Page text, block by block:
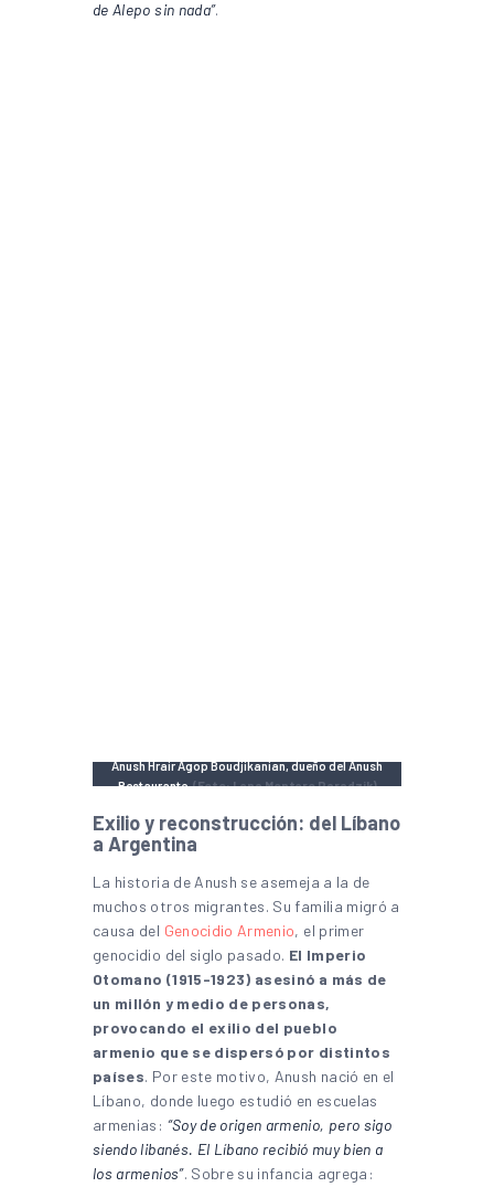
de Alepo sin nada”.
Anush Hrair Agop Boudjikanian, dueño del Anush
Restaurante.(Foto: Lena Montero Paradzik)
Exilio y reconstrucción: del Líbano
a Argentina
La historia de Anush se asemeja a la de
muchos otros migrantes. Su familia migró a
causa del Genocidio Armenio, el primer
genocidio del siglo pasado. El Imperio
Otomano (1915-1923) asesinó a más de
un millón y medio de personas,
provocando el exilio del pueblo
armenio que se dispersó por distintos
países. Por este motivo, Anush nació en el
Líbano, donde luego estudió en escuelas
armenias: “Soy de origen armenio, pero sigo
siendo libanés. El Líbano recibió muy bien a
los armenios”. Sobre su infancia agrega: